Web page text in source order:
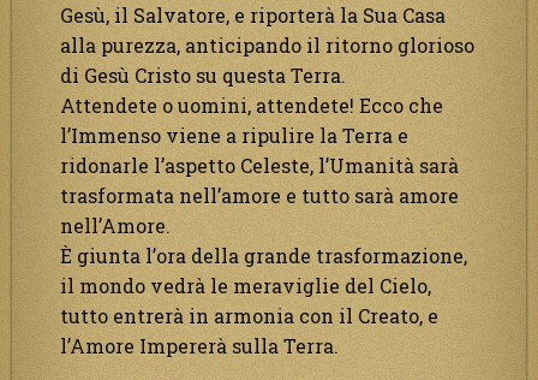
Gesù, il Salvatore, e riporterà la Sua Casa
alla purezza, anticipando il ritorno glorioso
di Gesù Cristo su questa Terra.
Attendete o uomini, attendete! Ecco che
l’Immenso viene a ripulire la Terra e
ridonarle l’aspetto Celeste, l’Umanità sarà
trasformata nell’amore e tutto sarà amore
nell’Amore.
È giunta l’ora della grande trasformazione,
il mondo vedrà le meraviglie del Cielo,
tutto entrerà in armonia con il Creato, e
l’Amore Impererà sulla Terra.